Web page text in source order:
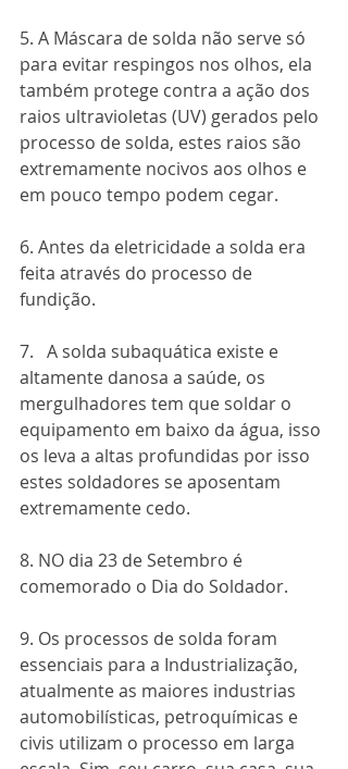
5. A Máscara de solda não serve só
para evitar respingos nos olhos, ela
também protege contra a ação dos
raios ultravioletas (UV) gerados pelo
processo de solda, estes raios são
extremamente nocivos aos olhos e
em pouco tempo podem cegar.
6. Antes da eletricidade a solda era
feita através do processo de
fundição.
7.   A solda subaquática existe e
altamente danosa a saúde, os
mergulhadores tem que soldar o
equipamento em baixo da água, isso
os leva a altas profundidas por isso
estes soldadores se aposentam
extremamente cedo.
8. NO dia 23 de Setembro é
comemorado o Dia do Soldador.
9. Os processos de solda foram
essenciais para a Industrialização,
atualmente as maiores industrias
automobilísticas, petroquímicas e
civis utilizam o processo em larga